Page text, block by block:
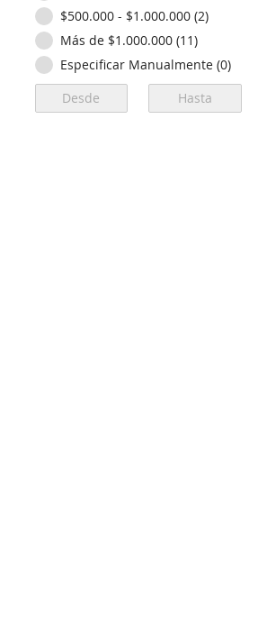
$500.000 - $1.000.000 (2)
Más de $1.000.000 (11)
Especificar Manualmente (0)